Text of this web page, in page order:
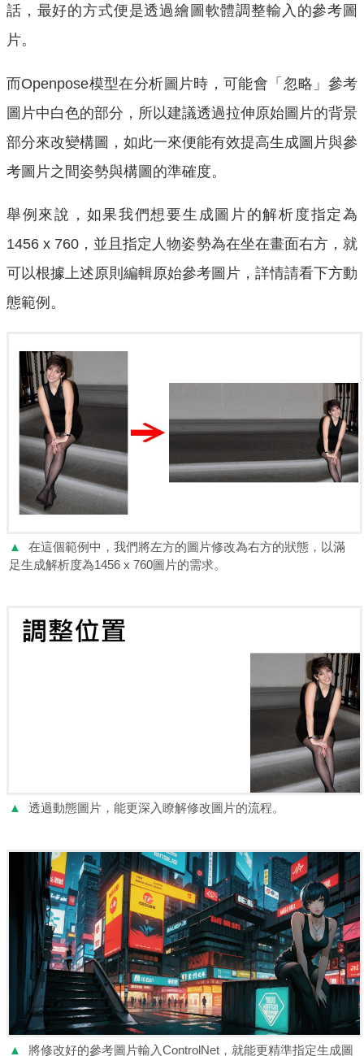
話，最好的方式便是透過繪圖軟體調整輸入的參考圖
片。
而Openpose模型在分析圖片時，可能會「忽略」參考
圖片中白色的部分，所以建議透過拉伸原始圖片的背景
部分來改變構圖，如此一來便能有效提高生成圖片與參
考圖片之間姿勢與構圖的準確度。
舉例來說，如果我們想要生成圖片的解析度指定為
1456 x 760，並且指定人物姿勢為在坐在畫面右方，就
可以根據上述原則編輯原始參考圖片，詳情請看下方動
態範例。
▲
在這個範例中，我們將左方的圖片修改為右方的狀態，以滿
足生成解析度為1456 x 760圖片的需求。
▲ 透過動態圖片，能更深入瞭解修改圖片的流程。
▲
將修改好的參考圖片輸入ControlNet，就能更精準指定生成圖